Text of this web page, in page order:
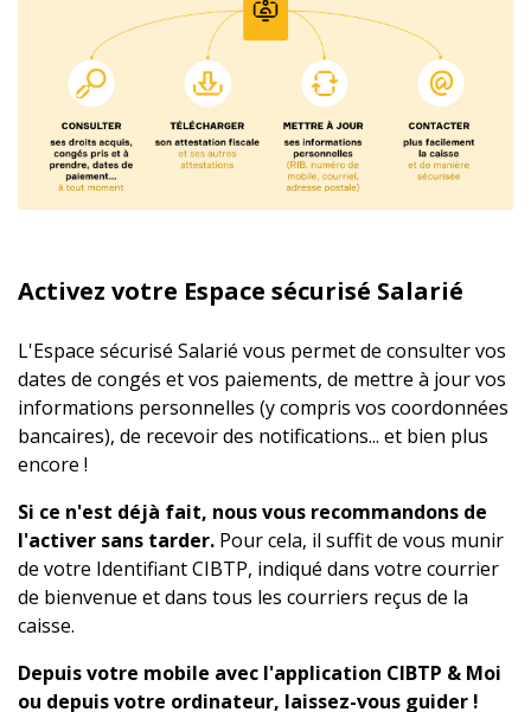
Activez votre Espace sécurisé Salarié
L'Espace sécurisé Salarié vous permet de consulter vos
dates de congés et vos paiements, de mettre à jour vos
informations personnelles (y compris vos coordonnées
bancaires), de recevoir des notifications... et bien plus
encore !
Si ce n'est déjà fait, nous vous recommandons de
l'activer sans tarder. Pour cela, il suffit de vous munir
de votre Identifiant CIBTP, indiqué dans votre courrier
de bienvenue et dans tous les courriers reçus de la
caisse.
Depuis votre mobile avec l'application CIBTP & Moi
ou depuis votre ordinateur, laissez-vous guider !